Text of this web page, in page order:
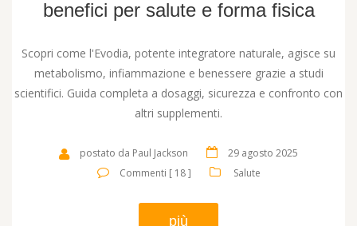
benefici per salute e forma fisica
Scopri come l'Evodia, potente integratore naturale, agisce su
metabolismo, infiammazione e benessere grazie a studi
scientifici. Guida completa a dosaggi, sicurezza e confronto con
altri supplementi.
postato da Paul Jackson
29 agosto 2025
Commenti [ 18 ]
Salute
più